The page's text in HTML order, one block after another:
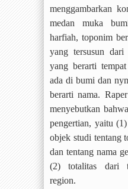
menggambarkan
medan muka
harfiah, toponim
yang tersusun
yang berarti
ada di bumi dan
berarti nama.
menyebutkan
pengertian, yaitu
objek studi tentang
dan tentang nama
(2) totalitas dari
region.